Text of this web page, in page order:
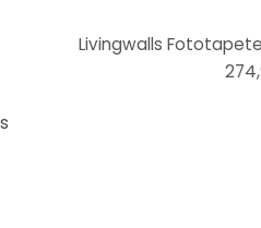
Livingwalls